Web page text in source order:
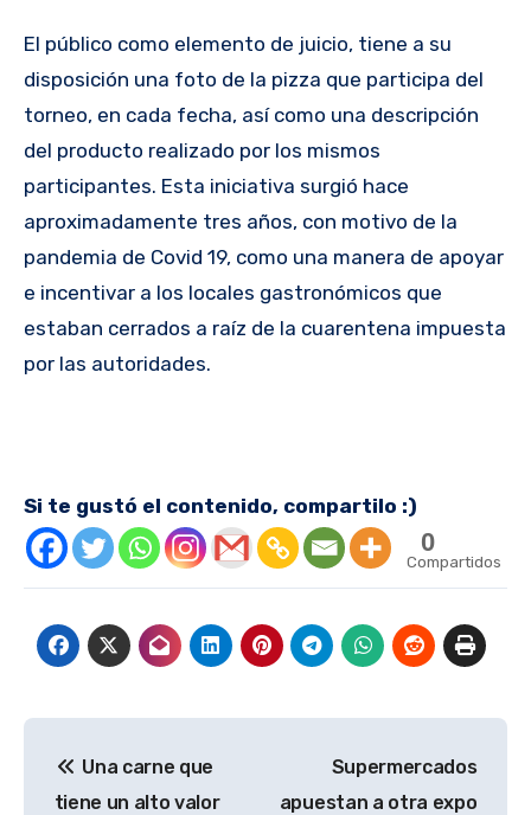
El público como elemento de juicio, tiene a su
disposición una foto de la pizza que participa del
torneo, en cada fecha, así como una descripción
del producto realizado por los mismos
participantes. Esta iniciativa surgió hace
aproximadamente tres años, con motivo de la
pandemia de Covid 19, como una manera de apoyar
e incentivar a los locales gastronómicos que
estaban cerrados a raíz de la cuarentena impuesta
por las autoridades.
Si te gustó el contenido, compartilo :)
0
Compartidos
de
Una carne que
tiene un alto valor
Supermercados
apuestan a otra expo